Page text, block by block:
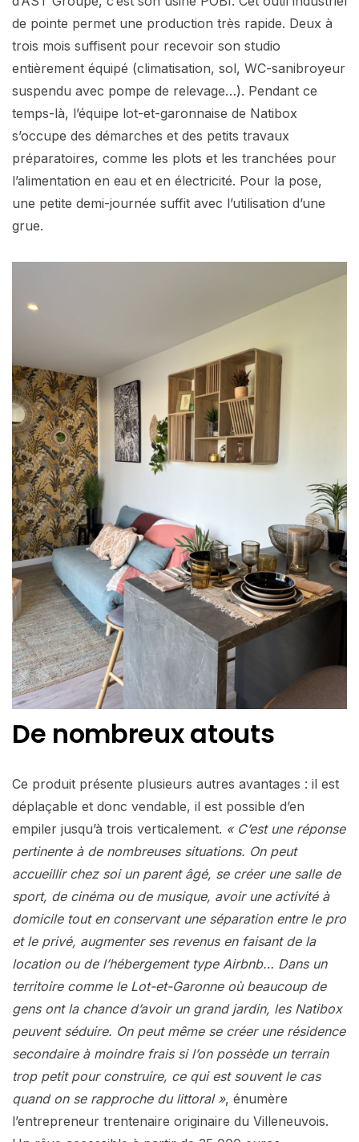
de pointe permet une production très rapide. Deux à
trois mois suffisent pour recevoir son studio
entièrement équipé (climatisation, sol, WC-sanibroyeur
suspendu avec pompe de relevage…). Pendant ce
temps-là, l’équipe lot-et-garonnaise de Natibox
s’occupe des démarches et des petits travaux
préparatoires, comme les plots et les tranchées pour
l’alimentation en eau et en électricité. Pour la pose,
une petite demi-journée suffit avec l’utilisation d’une
grue.
De nombreux atouts
Ce produit présente plusieurs autres avantages : il est
déplaçable et donc vendable, il est possible d’en
empiler jusqu’à trois verticalement. « C’est une réponse
pertinente à de nombreuses situations. On peut
accueillir chez soi un parent âgé, se créer une salle de
sport, de cinéma ou de musique, avoir une activité à
domicile tout en conservant une séparation entre le pro
et le privé, augmenter ses revenus en faisant de la
location ou de l’hébergement type Airbnb… Dans un
territoire comme le Lot-et-Garonne où beaucoup de
gens ont la chance d’avoir un grand jardin, les Natibox
peuvent séduire. On peut même se créer une résidence
secondaire à moindre frais si l’on possède un terrain
trop petit pour construire, ce qui est souvent le cas
quand on se rapproche du littoral », énumère
l’entrepreneur trentenaire originaire du Villeneuvois.